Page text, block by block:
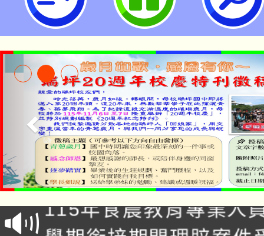
子檔-桃園市立瑞坪國民中學
淨零綠生活教案入校路
會
115年食農教育專業人
學期銜接期間理賠案件